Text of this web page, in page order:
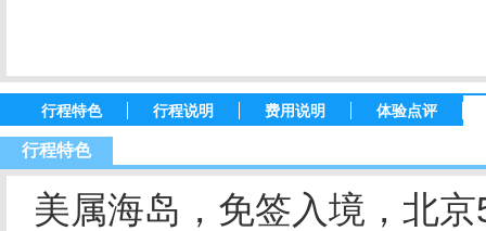
行程特色 行程说明 费用说明 体验点评
行程特色
美属海岛，免签入境，北